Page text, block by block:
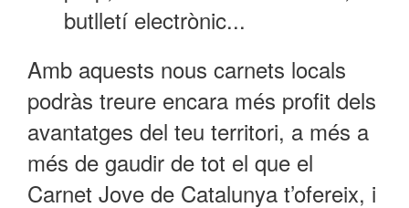
butlletí electrònic...
Amb aquests nous carnets locals
podràs treure encara més profit dels
avantatges del teu territori, a més a
més de gaudir de tot el que el
Carnet Jove de Catalunya t’ofereix, i